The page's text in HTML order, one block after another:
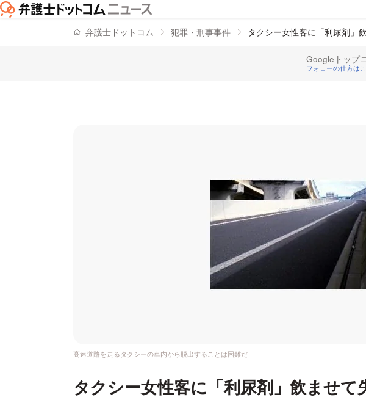
弁護士ドットコム 犯罪・刑事事件 タクシー女性客に「利尿剤」
Googleトップ
フォローの仕方は
高速道路を走るタクシーの車内から脱出することは困難だ
タクシー女性客に「利尿剤」飲ませて